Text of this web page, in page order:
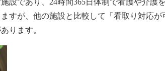
設であり、24時間365日体制で看護や介
すが、他の施設と比較して「看取り対応
ります。